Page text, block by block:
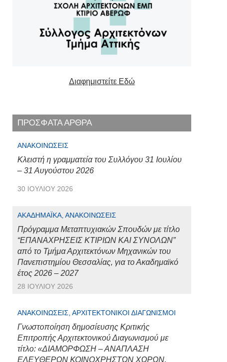
Διαφημιστείτε Εδώ
ΠΡΟΣΦΑΤΑ ΑΡΘΡΑ
ΑΝΑΚΟΙΝΏΣΕΙΣ
Κλειστή η γραμματεία του Συλλόγου 31 Ιουλίου
– 31 Αυγούστου 2026
30 ΙΟΥΛΊΟΥ 2026
ΑΚΑΔΗΜΑΪΚΆ, ΑΝΑΚΟΙΝΏΣΕΙΣ
Πρόγραμμα Μεταπτυχιακών Σπουδών με τίτλο
“ΕΠΑΝΑΧΡΗΣΕΙΣ ΚΤΙΡΙΩΝ ΚΑΙ ΣΥΝΟΛΩΝ”
από το Τμήμα Αρχιτεκτόνων Μηχανικών του
Πανεπιστημίου Θεσσαλίας, για το Ακαδημαϊκό
έτος 2026 – 2027
28 ΙΟΥΛΊΟΥ 2026
ΑΝΑΚΟΙΝΏΣΕΙΣ, ΑΡΧΙΤΕΚΤΟΝΙΚΟΊ ΔΙΑΓΩΝΙΣΜΟΊ
Γνωστοποίηση δημοσίευσης Κριτικής
Επιτροπής Αρχιτεκτονικού Διαγωνισμού με
τίτλο: «ΔΙΑΜΟΡΦΩΣΗ – ΑΝΑΠΛΑΣΗ
ΕΛΕΥΘΕΡΩΝ ΚΟΙΝΟΧΡΗΣΤΩΝ ΧΩΡΩΝ,